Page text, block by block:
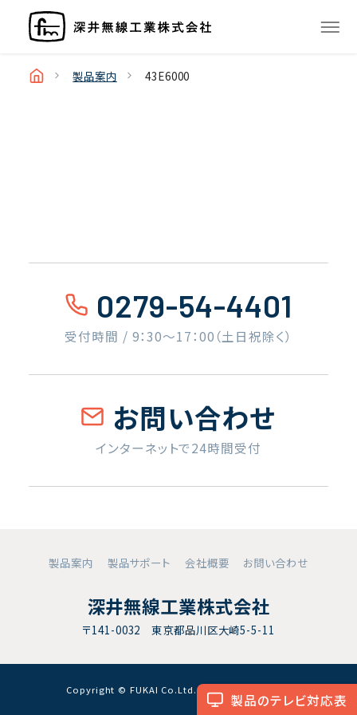
製品のテレビ対応表
製品案内 43E6000
0279-54-4401
受付時間 / 9：30〜17：00（土日祝除く）
お問い合わせ
インターネットで24時間受付
製品案内 製品サポート 会社概要 お問い合わせ
深井無線工業株式会社
〒141-0032 東京都品川区大崎5-5-11
Copyright © FUKAI Co.Ltd. All RightsReserved.